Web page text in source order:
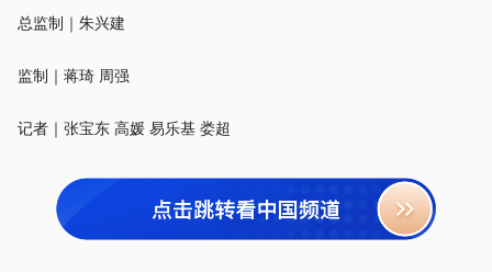
总监制｜朱兴建
监制｜蒋琦 周强
记者｜张宝东 高媛 易乐基 娄超